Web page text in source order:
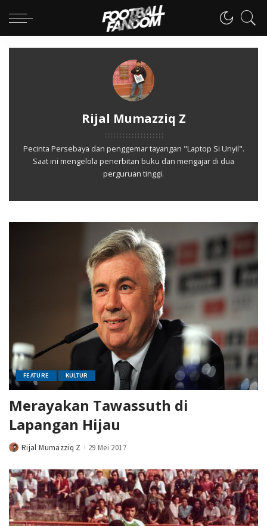
Rijal Mumazziq Z
Pecinta Persebaya dan penggemar tayangan "Laptop Si Unyil".
Saat ini mengelola penerbitan buku dan mengajar di dua
perguruan tinggi.
FEATURE KULTUR
Merayakan Tawassuth di
Lapangan Hijau
PostedRijal Mumazziq Z 29 Mei 2017